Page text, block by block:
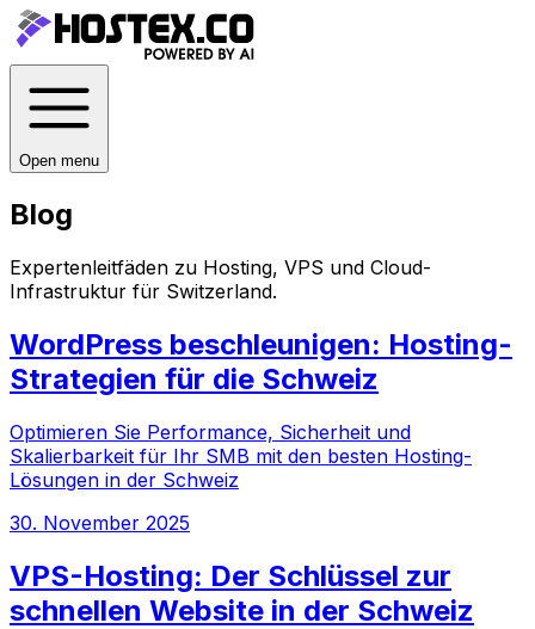
Open menu
Blog
Expertenleitfäden zu Hosting, VPS und Cloud-
Infrastruktur für Switzerland.
WordPress beschleunigen: Hosting-
Strategien für die Schweiz
Optimieren Sie Performance, Sicherheit und
Skalierbarkeit für Ihr SMB mit den besten Hosting-
Lösungen in der Schweiz
30. November 2025
VPS-Hosting: Der Schlüssel zur
schnellen Website in der Schweiz